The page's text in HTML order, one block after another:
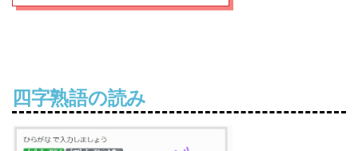
四字熟語の読み